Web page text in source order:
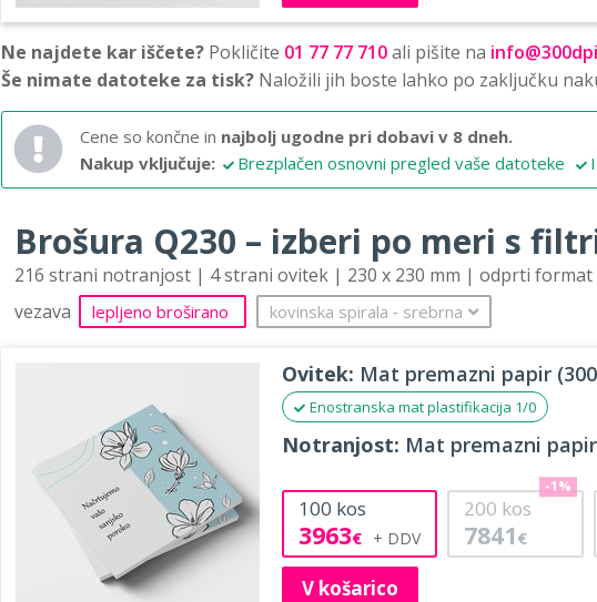
Ne najdete kar iščete? Pokličite 01 77 77 710ali pišite na
Še nimate datoteke za tisk? Naložili jih boste lahko po zaključku
Cene so končne in najbolj ugodne pri dobavi v 8 dneh.
Nakup vključuje:
Brezplačen osnovni pregled vaše datoteke
Brošura Q230 – izberi po meri s
216 strani notranjost | 4 strani ovitek | 230 x 230 mm | odprti format
vezava
lepljeno broširano kovinska spirala ‐ srebrna
Ovitek: Mat premazni papir
Enostranska mat plastifikacija 1/0
Notranjost: Mat premazni
100 kos
3963€
200 kos
7841 €
-1%
V košarico